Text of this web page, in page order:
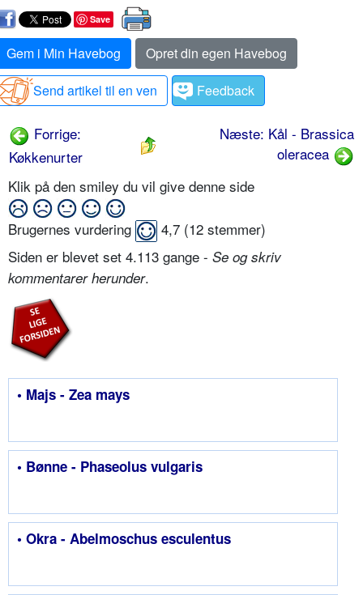
Save
Gem i Min Havebog
Opret din egen Havebog
Send artikel til en ven
Feedback
Forrige:
Køkkenurter
Næste: Kål - Brassica
oleracea
Klik på den smiley du vil give denne side
Brugernes vurdering 4,7 (12 stemmer)
Siden er blevet set 4.113 gange - Se og skriv
kommentarer herunder.
• Majs - Zea mays
• Bønne - Phaseolus vulgaris
• Okra - Abelmoschus esculentus